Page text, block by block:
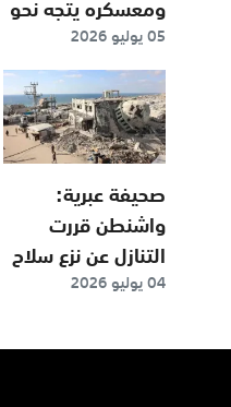
ومعسكره يتجه نحو
الهزيمة
05 يوليو 2026
صحيفة عبرية:
واشنطن قررت
التنازل عن نزع سلاح
حماس كشرط لإعمار
04 يوليو 2026